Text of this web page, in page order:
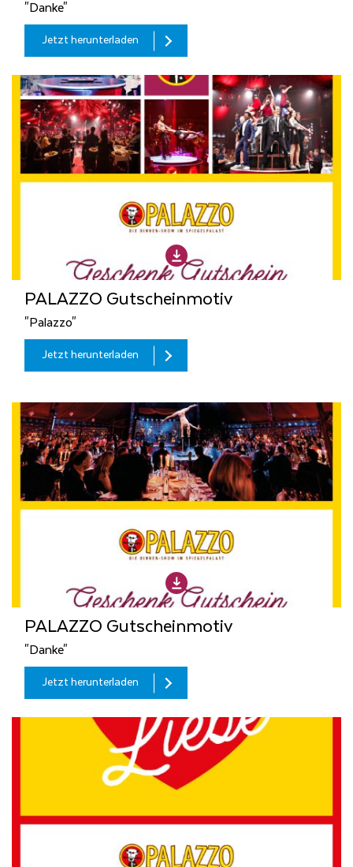
"Danke"
Jetzt herunterladen
PALAZZO Gutscheinmotiv
"Palazzo"
Jetzt herunterladen
PALAZZO Gutscheinmotiv
"Danke"
Jetzt herunterladen